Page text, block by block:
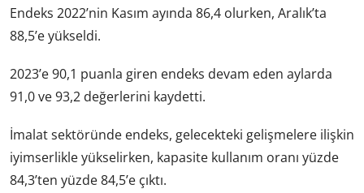
Endeks 2022’nin Kasım ayında 86,4 olurken, Aralık’ta
88,5’e yükseldi.
2023’e 90,1 puanla giren endeks devam eden aylarda
91,0 ve 93,2 değerlerini kaydetti.
İmalat sektöründe endeks, gelecekteki gelişmelere ilişkin
iyimserlikle yükselirken, kapasite kullanım oranı yüzde
84,3’ten yüzde 84,5’e çıktı.